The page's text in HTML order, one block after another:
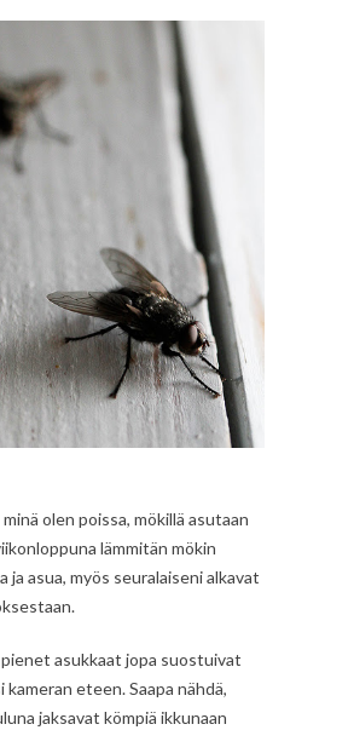
olen poissa, mökillä asutaan
lämmitän mökin
ja asua, myös seuralaiseni alkavat
asukkaat jopa suostuivat
eteen. Saapa nähdä,
jaksavat kömpiä ikkunaan